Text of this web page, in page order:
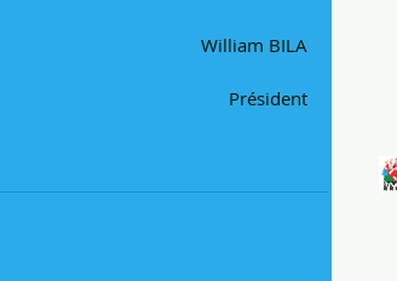
William BILA
Président